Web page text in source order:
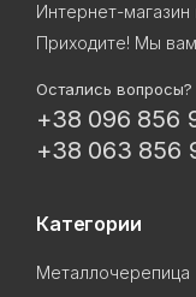
Интернет-
Приходите! Мы
Остались вопросы?
+38 096 856
+38 063 856
Категории
Металлочерепица